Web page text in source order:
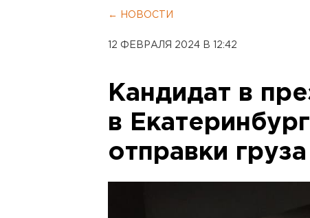
← НОВОСТИ
12 ФЕВРАЛЯ 2024 В 12:42
Кандидат в
в
отправки